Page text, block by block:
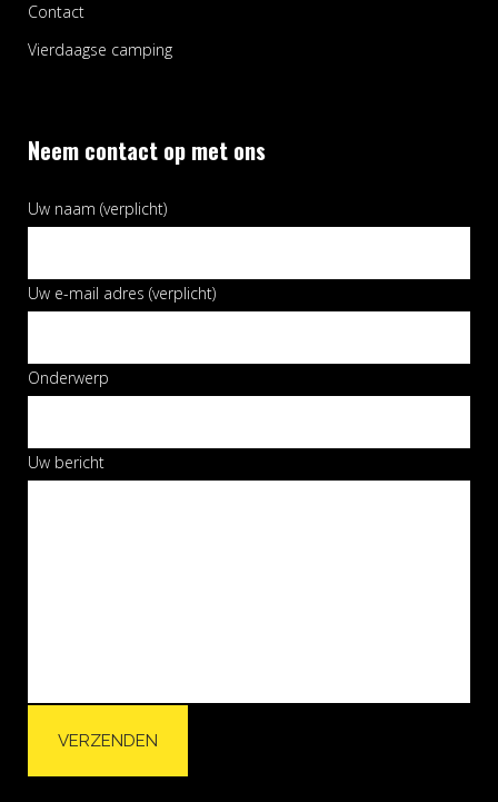
Contact
Vierdaagse camping
Neem contact op met ons
Uw naam (verplicht)
Uw e-mail adres (verplicht)
Onderwerp
Uw bericht